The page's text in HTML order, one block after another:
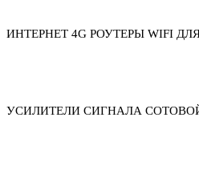
ИНТЕРНЕТ 4G РОУТЕРЫ WIFI
УСИЛИТЕЛИ СИГНАЛА СОТОВОЙ